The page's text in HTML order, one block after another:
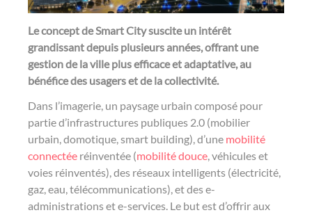
T
w
i
t
t
e
r
L
i
n
k
e
d
i
n
F
a
c
e
b
o
o
k
Le concept de Smart City suscite un intérêt
grandissant depuis plusieurs années, offrant une
gestion de la ville plus efficace et adaptative, au
bénéfice des usagers et de la collectivité.
Dans l’imagerie, un paysage urbain composé pour
partie d’infrastructures publiques 2.0 (mobilier
urbain, domotique, smart building), d’une mobilité
connectée réinventée (mobilité douce, véhicules et
voies réinventés), des réseaux intelligents (électricité,
gaz, eau, télécommunications), et des e-
administrations et e-services. Le but est d’offrir aux